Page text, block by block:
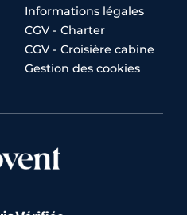
Informations légales
CGV - Charter
CGV - Croisière cabine
Gestion des cookies